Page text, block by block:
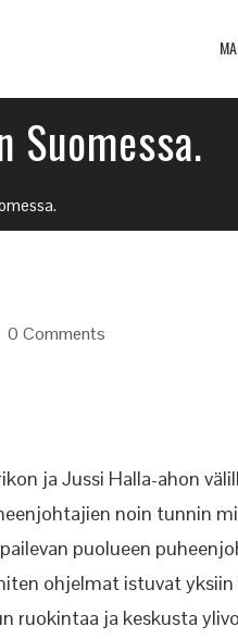
Suomessa.
0 Comments
ja Jussi Halla-ahon
noin tunnin
puolueen
ohjelmat istuvat yksiin
ruokintaa ja keskusta